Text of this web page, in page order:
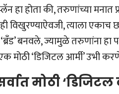
हा होता की, तरुणांच्या मनात
त्याला एकाच
बनवले, ज्यामुळे तरुणांना हा
मोठी ‘डिजिटल आर्मी’ उभी
मोठी